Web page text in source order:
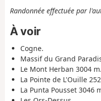
Randonnée effectuée par
À voir
Cogne.
Massif du Grand
Le Mont Herban 3004 m.
La Pointe de L'Ouille
La Punta Pousset 3046